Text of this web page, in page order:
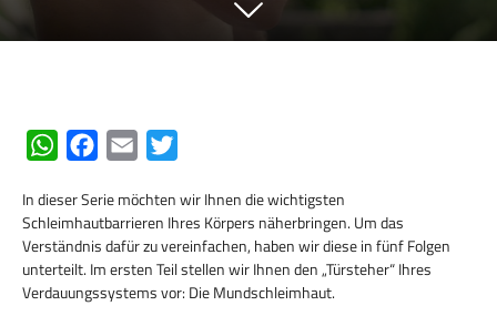
W
a
t
s
A
c
e
b
o
a
i
l
i
t
t
e
In dieser Serie möchten wir Ihnen die wichtigsten
Schleimhautbarrieren Ihres Körpers näherbringen. Um das
Verständnis dafür zu vereinfachen, haben wir diese in fünf Folgen
unterteilt. Im ersten Teil stellen wir Ihnen den „Türsteher“ Ihres
Verdauungssystems vor: Die Mundschleimhaut.